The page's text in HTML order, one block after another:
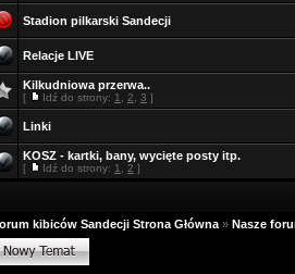
Stadion pilkarski Sandecji
Relacje LIVE
Kilkudniowa przerwa..
[ Idź do strony: 1 2 3 ]
Linki
KOSZ - kartki, bany, wycięte posty itp.
[ Idź do strony: 1 2 ]
kibiców Sandecji Strona Główna » Nasze